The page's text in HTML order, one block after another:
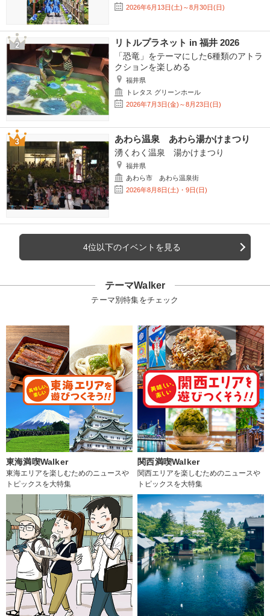
2026年6月13日(土)～8月30日(日)
リトルプラネット in 福井 2026
「恐竜」をテーマにした6種類のアトラ
クションを楽しめる
福井県
トレタス グリーンホール
2026年7月3日(金)～8月23日(日)
あわら温泉 あわら湯かけまつり
湧くわく温泉 湯かけまつり
福井県
あわら市 あわら温泉街
2026年8月8日(土)・9日(日)
4位以下のイベントを見る
テーマWalker
テーマ別特集をチェック
東海満喫Walker
東海エリアを楽しむためのニュースや
トピックスを大特集
関西満喫Walker
関西エリアを楽しむためのニュースや
トピックスを大特集